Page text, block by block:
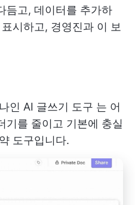
듬고, 데이터를 추가하
시하고, 경영진과 이 보
인 AI 글쓰기 도구 는 어
기를 줄이고 기본에 충실
도구입니다.